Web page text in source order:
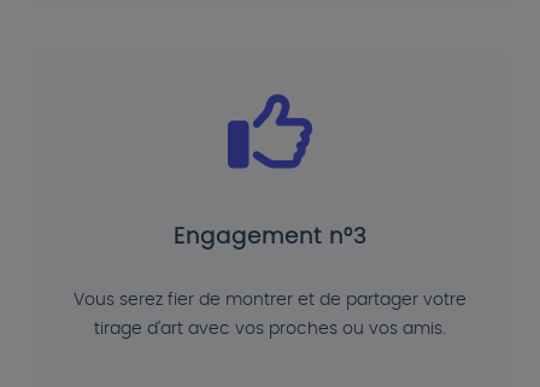
Engagement n°3
Vous serez fier de montrer et de partager votre
tirage d'art avec vos proches ou vos amis.